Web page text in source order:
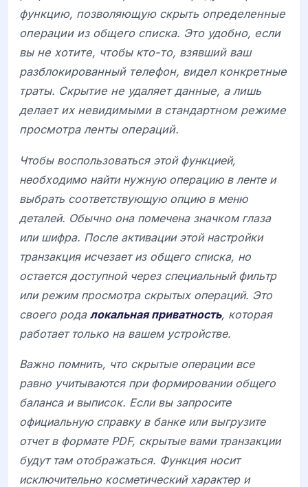
функцию, позволяющую скрыть определенные
операции из общего списка. Это удобно, если
вы не хотите, чтобы кто-то, взявший ваш
разблокированный телефон, видел конкретные
траты. Скрытие не удаляет данные, а лишь
делает их невидимыми в стандартном режиме
просмотра ленты операций.
Чтобы воспользоваться этой функцией,
необходимо найти нужную операцию в ленте и
выбрать соответствующую опцию в меню
деталей. Обычно она помечена значком глаза
или шифра. После активации этой настройки
транзакция исчезает из общего списка, но
остается доступной через специальный фильтр
или режим просмотра скрытых операций. Это
своего рода локальная приватность, которая
работает только на вашем устройстве.
Важно помнить, что скрытые операции все
равно учитываются при формировании общего
баланса и выписок. Если вы запросите
официальную справку в банке или выгрузите
отчет в формате PDF, скрытые вами транзакции
будут там отображаться. Функция носит
исключительно косметический характер и